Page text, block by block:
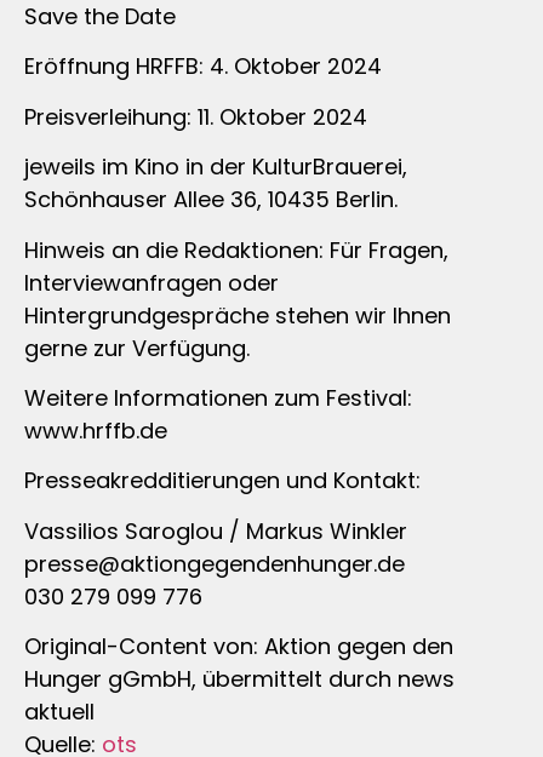
Save the Date
Eröffnung HRFFB: 4. Oktober 2024
Preisverleihung: 11. Oktober 2024
jeweils im Kino in der KulturBrauerei,
Schönhauser Allee 36, 10435 Berlin.
Hinweis an die Redaktionen: Für Fragen,
Interviewanfragen oder
Hintergrundgespräche stehen wir Ihnen
gerne zur Verfügung.
Weitere Informationen zum Festival:
www.hrffb.de
Presseakredditierungen und Kontakt:
Vassilios Saroglou / Markus Winkler
presse@aktiongegendenhunger.de
030 279 099 776
Original-Content von: Aktion gegen den
Hunger gGmbH, übermittelt durch news
aktuell
Quelle: ots